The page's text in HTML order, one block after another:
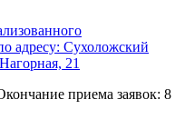
адресу: Сухоложский
21
приема заявок: 8